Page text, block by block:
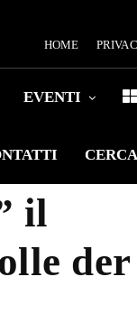
HOME
EVENTI
il
der